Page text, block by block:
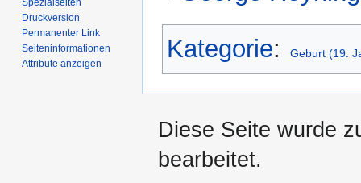
Kategorie: Geburt (19.
Druckversion
Permanenter Link
Seiten­­informationen
Attribute anzeigen
Diese Seite wurde
bearbeitet.